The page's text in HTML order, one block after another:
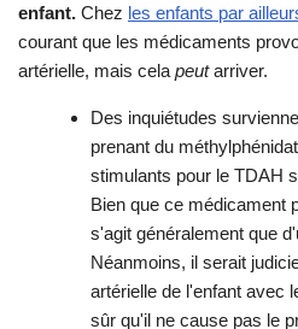
enfant. Chez les enfants par
courant que les médicaments
artérielle, mais celapeutarriver.
Des inquiétudes
prenant du
stimulants pour le TDAH
Bien que ce médicament
s'agit généralement que
Néanmoins, il serait
artérielle de l'enfant avec
sûr qu'il ne cause pas le